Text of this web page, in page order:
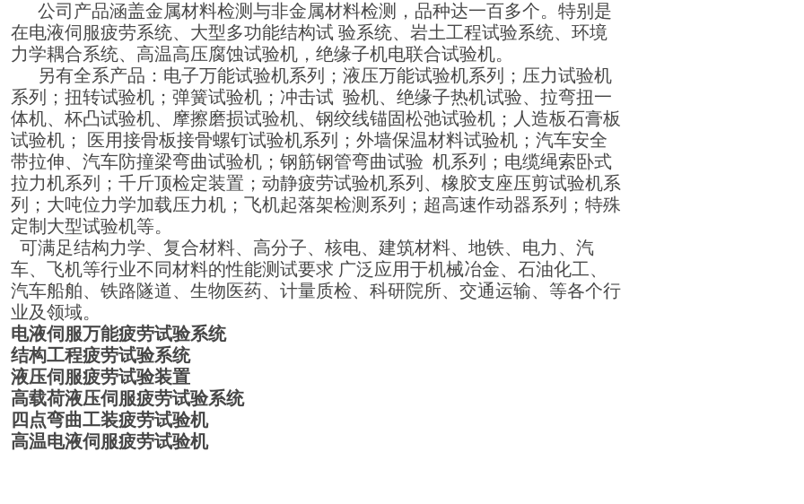
公司产品涵盖金属材料检测与非金属材料检测，品种达一百多个。特别是
在电液伺服疲劳系统、大型多功能结构试 验系统、岩土工程试验系统、环境
力学耦合系统、高温高压腐蚀试验机，绝缘子机电联合试验机。
另有全系产品：电子万能试验机系列；液压万能试验机系列；压力试验机
系列；扭转试验机；弹簧试验机；冲击试 验机、绝缘子热机试验、拉弯扭一
体机、杯凸试验机、摩擦磨损试验机、钢绞线锚固松弛试验机；人造板石膏板
试验机； 医用接骨板接骨螺钉试验机系列；外墙保温材料试验机；汽车安全
带拉伸、汽车防撞梁弯曲试验机；钢筋钢管弯曲试验 机系列；电缆绳索卧式
拉力机系列；千斤顶检定装置；动静疲劳试验机系列、橡胶支座压剪试验机系
列；大吨位力学加载压力机；飞机起落架检测系列；超高速作动器系列；特殊
定制大型试验机等。
可满足结构力学、复合材料、高分子、核电、建筑材料、地铁、电力、汽
车、飞机等行业不同材料的性能测试要求 广泛应用于机械冶金、石油化工、
汽车船舶、铁路隧道、生物医药、计量质检、科研院所、交通运输、等各个行
业及领域。
电液伺服万能疲劳试验系统
结构工程疲劳试验系统
液压伺服疲劳试验装置
高载荷液压伺服疲劳试验系统
四点弯曲工装疲劳试验机
高温电液伺服疲劳试验机